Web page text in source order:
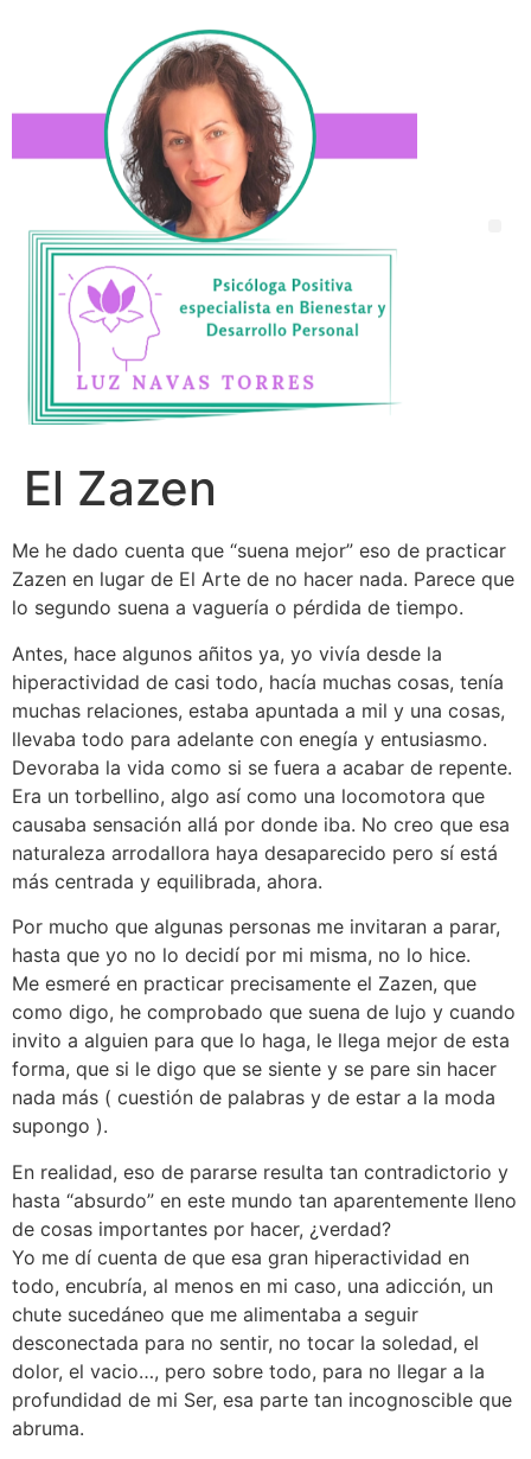
El Zazen
Me he dado cuenta que “suena mejor” eso de practicar
Zazen en lugar de El Arte de no hacer nada. Parece que
lo segundo suena a vaguería o pérdida de tiempo.
Antes, hace algunos añitos ya, yo vivía desde la
hiperactividad de casi todo, hacía muchas cosas, tenía
muchas relaciones, estaba apuntada a mil y una cosas,
llevaba todo para adelante con enegía y entusiasmo.
Devoraba la vida como si se fuera a acabar de repente.
Era un torbellino, algo así como una locomotora que
causaba sensación allá por donde iba. No creo que esa
naturaleza arrodallora haya desaparecido pero sí está
más centrada y equilibrada, ahora.
Por mucho que algunas personas me invitaran a parar,
hasta que yo no lo decidí por mi misma, no lo hice.
Me esmeré en practicar precisamente el Zazen, que
como digo, he comprobado que suena de lujo y cuando
invito a alguien para que lo haga, le llega mejor de esta
forma, que si le digo que se siente y se pare sin hacer
nada más ( cuestión de palabras y de estar a la moda
supongo ).
En realidad, eso de pararse resulta tan contradictorio y
hasta “absurdo” en este mundo tan aparentemente lleno
de cosas importantes por hacer, ¿verdad?
Yo me dí cuenta de que esa gran hiperactividad en
todo, encubría, al menos en mi caso, una adicción, un
chute sucedáneo que me alimentaba a seguir
desconectada para no sentir, no tocar la soledad, el
dolor, el vacio…, pero sobre todo, para no llegar a la
profundidad de mi Ser, esa parte tan incognoscible que
abruma.